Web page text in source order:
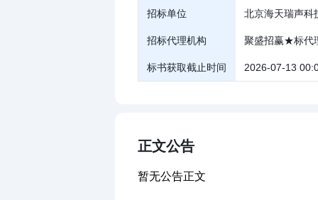
招标单位 北京海天瑞声科
招标代理机构 聚盛招赢★标代
标书获取截止时间 2026-07-13
正文公告
暂无公告正文